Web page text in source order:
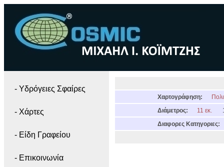
- Yδρόγειες Σφαίρες
- Χάρτες
- Είδη Γραφείου
- Επικοινωνία
Χαρτογράφηση:
Διάμετρος:
11 εκ.
Διαφορες Κατηγοριες: